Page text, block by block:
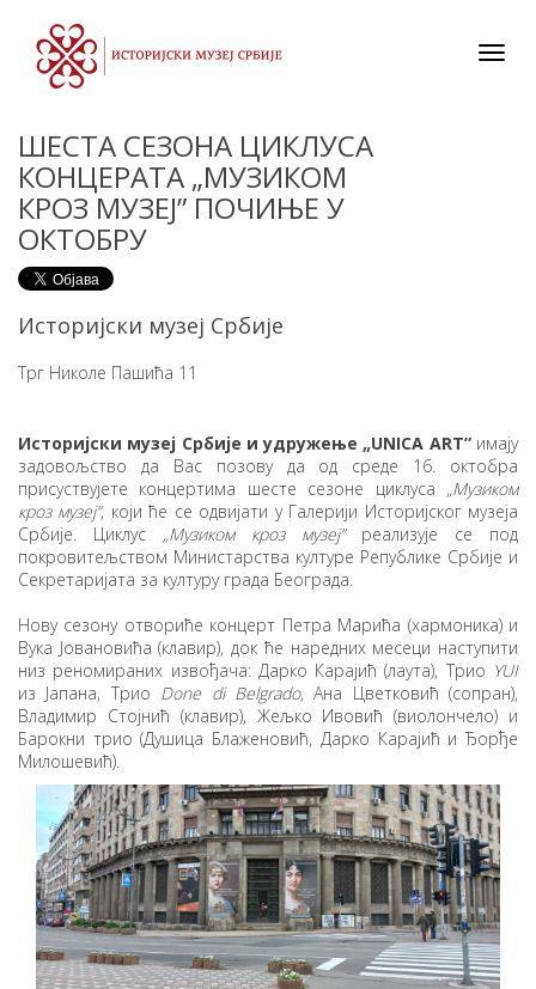
ШЕСТА СЕЗОНА ЦИКЛУСА
КОНЦЕРАТА „МУЗИКОМ
КРОЗ МУЗЕЈ” ПОЧИЊЕ У
ОКТОБРУ
Историјски музеј Србије
Трг Николе Пашића 11
Историјски музеј Србије и удружење „UNICA ART”имају
задовољство да Вас позову да од среде 16. октобра
присуствујете концертима шeстe сезоне циклуса „Музиком
кроз музеј”, који ће се одвијати у Галерији Историјског музеја
Србије. Циклус „Музиком кроз музеј”реализује се под
покровитељством Министарства културе Републике Србије и
Секретаријата за културу града Београда.
Нову сезону отвориће концерт Петра Марића (хармоника) и
Вука Јовановића (клавир), док ће наредних месеци наступити
низ реномираних извођача: Дарко Карајић (лаута), Трио YUI
из Јапана, Трио Done di Belgrado, Ана Цветковић (сопран),
Владимир Стојнић (клавир), Жељко Ивовић (виолончело) и
Барокни трио (Душица Блаженовић, Дарко Карајић и Ђорђе
Милошевић).